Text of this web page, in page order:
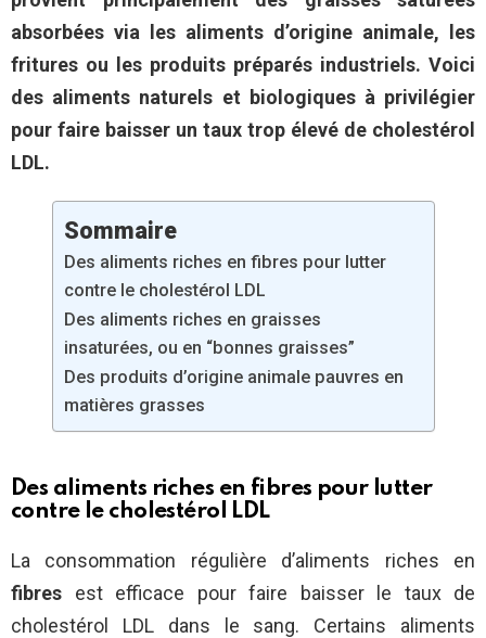
absorbées via les aliments d’origine animale, les
fritures ou les produits préparés industriels. Voici
des aliments naturels et biologiques à privilégier
pour faire baisser un taux trop élevé de cholestérol
LDL.
Sommaire
Des aliments riches en fibres pour lutter
contre le cholestérol LDL
Des aliments riches en graisses
insaturées, ou en “bonnes graisses”
Des produits d’origine animale pauvres en
matières grasses
Des aliments riches en fibres pour lutter
contre le cholestérol LDL
La consommation régulière d’aliments riches en
fibres est efficace pour faire baisser le taux de
cholestérol LDL dans le sang. Certains aliments